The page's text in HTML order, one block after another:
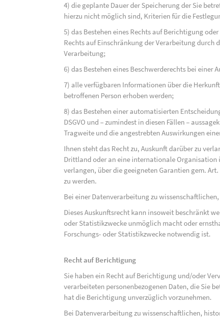
4) die geplante Dauer der Speicherung der Sie
hierzu nicht möglich sind, Kriterien für die
5) das Bestehen eines Rechts auf Berichtigung
Rechts auf Einschränkung der Verarbeitung durch
Verarbeitung;
6) das Bestehen eines Beschwerderechts bei einer
7) alle verfügbaren Informationen über die
betroffenen Person erhoben werden;
8) das Bestehen einer automatisierten
DSGVO und – zumindest in diesen Fällen –
Tragweite und die angestrebten Auswirkungen
Ihnen steht das Recht zu, Auskunft darüber zu
Drittland oder an eine internationale Organisation
verlangen, über die geeigneten Garantien gem.
zu werden.
Bei einer Datenverarbeitung zu
Dieses Auskunftsrecht kann insoweit beschränkt
oder Statistikzwecke unmöglich macht oder
Forschungs- oder Statistikzwecke notwendig ist.
Recht auf Berichtigung
Sie haben ein Recht auf Berichtigung und/oder
verarbeiteten personenbezogenen Daten, die Sie
hat die Berichtigung unverzüglich vorzunehmen.
Bei Datenverarbeitung zu wissenschaftlichen,